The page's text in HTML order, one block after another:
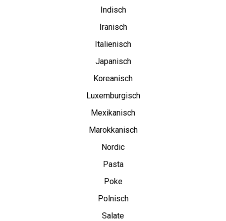
Indisch
Iranisch
Italienisch
Japanisch
Koreanisch
Luxemburgisch
Mexikanisch
Marokkanisch
Nordic
Pasta
Poke
Polnisch
Salate